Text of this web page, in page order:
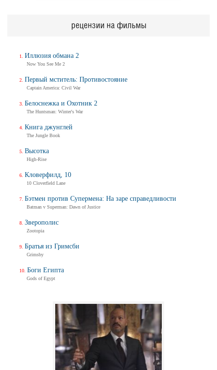
рецензии на фильмы
Иллюзия обмана 2
Now You See Me 2
Первый мститель: Противостояние
Captain America: Civil War
Белоснежка и Охотник 2
The Huntsman: Winter's War
Книга джунглей
The Jungle Book
Высотка
High-Rise
Кловерфилд, 10
10 Cloverfield Lane
Бэтмен против Супермена: На заре справедливости
Batman v Superman: Dawn of Justice
Зверополис
Zootopia
Братья из Гримсби
Grimsby
Боги Египта
Gods of Egypt